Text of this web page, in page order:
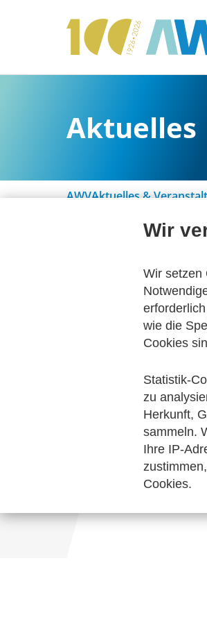
Aktuelles
AWVAktuelles &
Alle Kategorien
Digitalisierung &
Informationswirtschaft
Keine Nachrichten verfügbar.
Wir
Wir setzen
wie die
Cookies
Statistik-
zu
Herkunft,
sammeln.
Ihre IP-
Cookies.